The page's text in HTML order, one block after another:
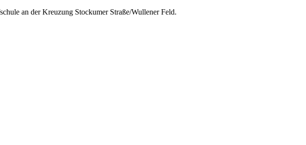
an der Kreuzung Stockumer Straße/Wullener Feld.